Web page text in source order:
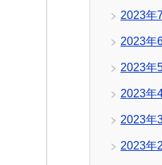
2023年
2023年
2023年
2023年
2023年
2023年